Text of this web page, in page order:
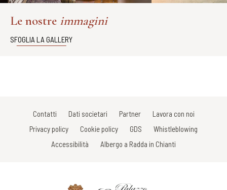
Le nostre immagini
SFOGLIA LA GALLERY
Contatti Dati societari Partner
Lavora con noi
Privacy policy
Cookie policy GDS
Whistleblowing
Accessibilità
Albergo a Radda in Chianti